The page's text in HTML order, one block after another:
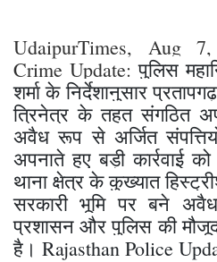
UdaipurTimes, Aug
Crime Update:पुलिस
शर्मा के निर्देशानुसार
त्रिनेत्र के तहत संगठित
अवैध रूप से अर्जित
अपनाते हुए बड़ी कार्रवाई
थाना क्षेत्र के कुख्यात
सरकारी भूमि पर बने
प्रशासन और पुलिस की
है। Rajasthan Police